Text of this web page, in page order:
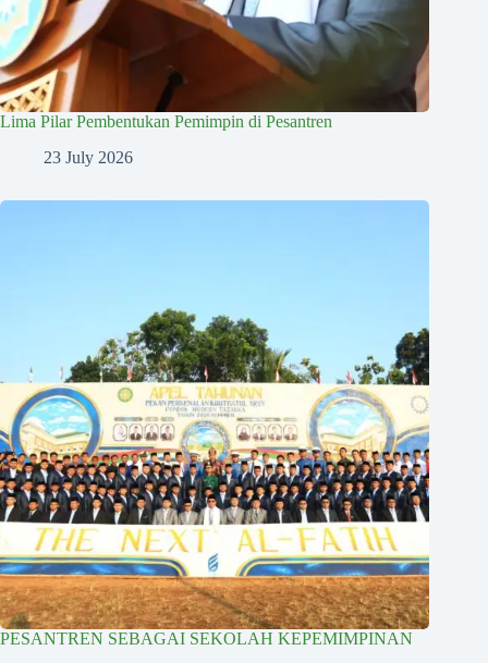
Lima Pilar Pembentukan Pemimpin di Pesantren
23 July 2026
PESANTREN SEBAGAI SEKOLAH KEPEMIMPINAN